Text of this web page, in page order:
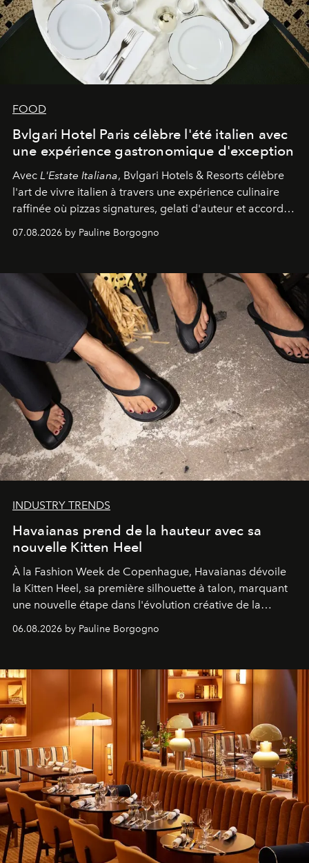
FOOD
Bvlgari Hotel Paris célèbre l'été italien avec
une expérience gastronomique d'exception
Avec L'Estate Italiana, Bvlgari Hotels & Resorts célèbre
l'art de vivre italien à travers une expérience culinaire
raffinée où pizzas signatures, gelati d'auteur et accords
07.08.2026 by Pauline Borgogno
INDUSTRY TRENDS
Havaianas prend de la hauteur avec sa
nouvelle Kitten Heel
À la Fashion Week de Copenhague, Havaianas dévoile
la Kitten Heel, sa première silhouette à talon, marquant
une nouvelle étape dans l'évolution créative de la
06.08.2026 by Pauline Borgogno